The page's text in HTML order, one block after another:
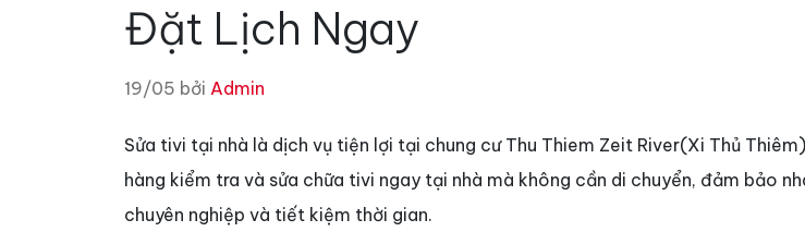
Đặt Lịch Ngay
19/05 bởi Admin
Sửa tivi tại nhà là dịch vụ tiện lợi tại chung cư Thu Thiem Zeit River(Xi Thủ
hàng kiểm tra và sửa chữa tivi ngay tại nhà mà không cần di chuyển, đảm bảo
chuyên nghiệp và tiết kiệm thời gian.